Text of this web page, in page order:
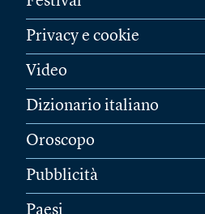
Privacy e cookie
Video
Dizionario italiano
Oroscopo
Pubblicità
Paesi